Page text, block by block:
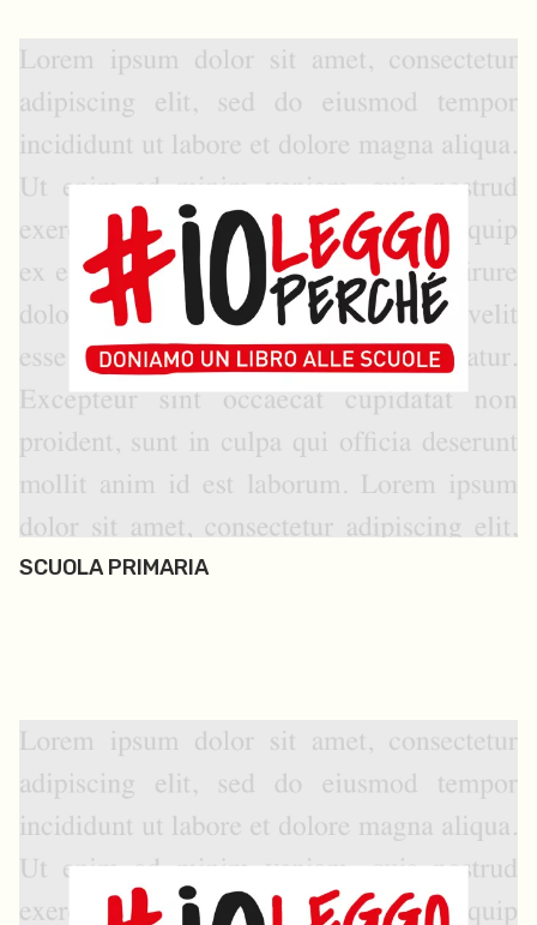
SCUOLA PRIMARIA